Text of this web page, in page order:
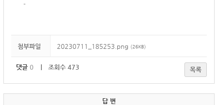
-
첨부파일 20230711_185253.png (26KB)
댓글 0 ｜ 조회수 473 목록
답 변